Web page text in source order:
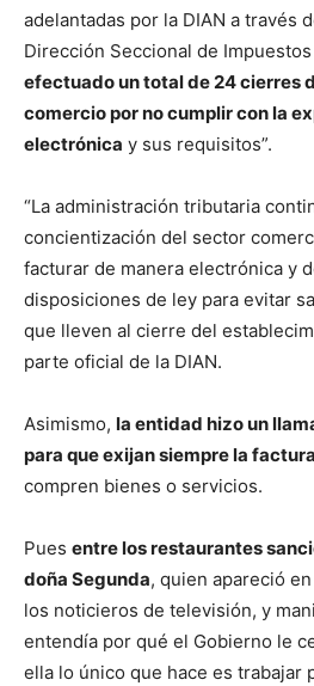
adelantadas por la DIAN a través
Dirección Seccional de
efectuado un total de 24 cierres
comercio por no cumplir con la
electrónica y sus requisitos”.
“La administración tributaria
concientización del sector
facturar de manera electrónica y
disposiciones de ley para evitar
que lleven al cierre del
parte oficial de la DIAN.
Asimismo, la entidad hizo un
para que exijan siempre la
compren bienes o servicios.
Pues entre los restaurantes
doña Segunda, quien apareció
los noticieros de televisión, y
entendía por qué el Gobierno le
ella lo único que hace es trabajar